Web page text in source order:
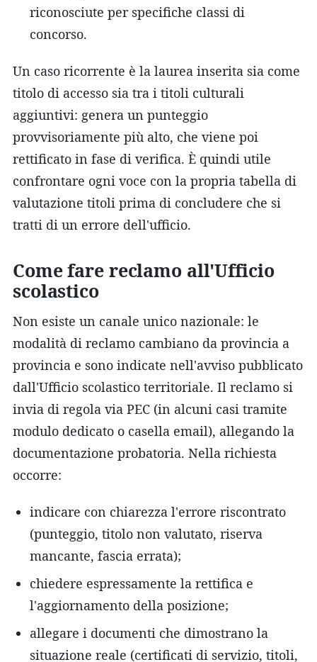
riconosciute per specifiche classi di
concorso.
Un caso ricorrente è la laurea inserita sia come
titolo di accesso sia tra i titoli culturali
aggiuntivi: genera un punteggio
provvisoriamente più alto, che viene poi
rettificato in fase di verifica. È quindi utile
confrontare ogni voce con la propria tabella di
valutazione titoli prima di concludere che si
tratti di un errore dell'ufficio.
Come fare reclamo all'Ufficio
scolastico
Non esiste un canale unico nazionale: le
modalità di reclamo cambiano da provincia a
provincia e sono indicate nell'avviso pubblicato
dall'Ufficio scolastico territoriale. Il reclamo si
invia di regola via PEC (in alcuni casi tramite
modulo dedicato o casella email), allegando la
documentazione probatoria. Nella richiesta
occorre:
indicare con chiarezza l'errore riscontrato
(punteggio, titolo non valutato, riserva
mancante, fascia errata);
chiedere espressamente la rettifica e
l'aggiornamento della posizione;
allegare i documenti che dimostrano la
situazione reale (certificati di servizio, titoli,